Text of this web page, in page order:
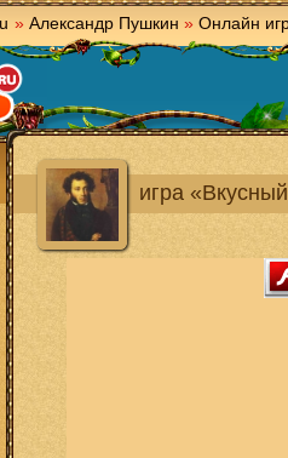
» Александр Пушкин » Онлайн
игра